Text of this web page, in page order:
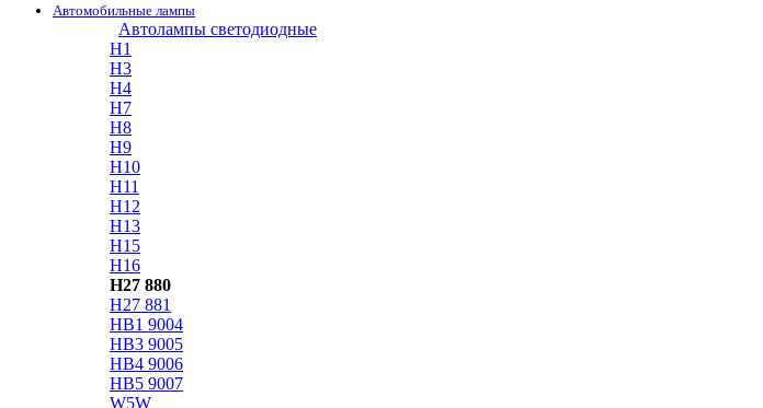
Автомобильные лампы
Автолампы светодиодные
H1
H3
H4
H7
H8
H9
H10
H11
H12
H13
H15
H16
H27 880
H27 881
HB1 9004
HB3 9005
HB4 9006
HB5 9007
W5W